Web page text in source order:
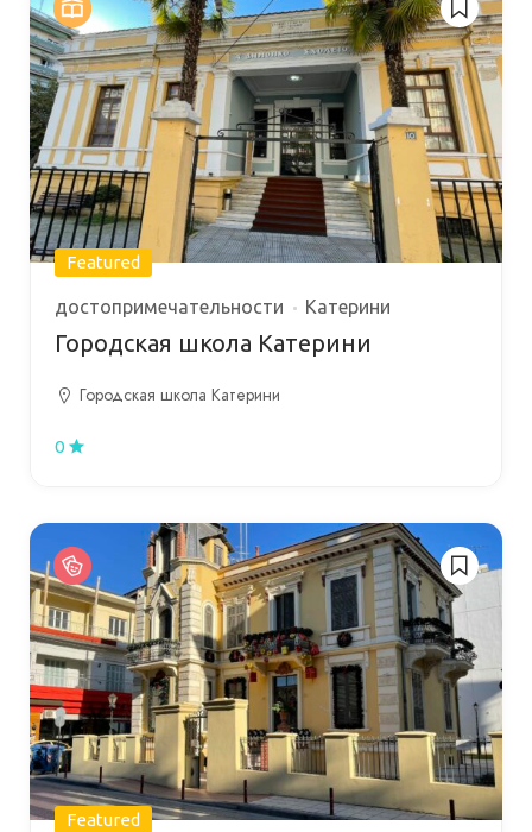
Featured
достопримечательности Катерини
Городская школа Катерини
Городская школа Катерини
0
Featured